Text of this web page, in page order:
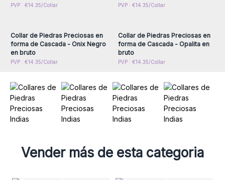
PVP : €14.35/Collar PVP : €14.35/Collar
Inicie sesión o regístrese
Collar de Piedras Preciosas en
forma de Cascada - Onix Negro
en bruto
PVP : €14.35/Collar
Inicie sesión o regístrese
Collar de Piedras Preciosas en
forma de Cascada - Opalita en
bruto
PVP : €14.35/Collar
Vender más de esta categoria